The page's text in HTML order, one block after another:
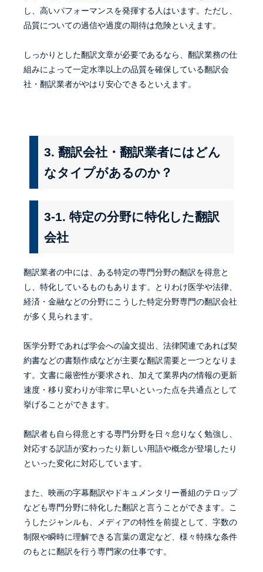
し、高いパフォーマンスを発揮する人はいます。ただし、
品質についての過信や過度の期待は危険といえます。
しっかりとした翻訳文章が必要であるなら、翻訳業務の仕
組みによって一定水準以上の品質を確保している翻訳会
社・翻訳業者がやはり安心できるといえます。
3. 翻訳会社・翻訳業者にはどん
なタイプがあるのか？
3-1. 特定の分野に特化した翻訳
会社
翻訳業者の中には、ある特定の専門分野の翻訳を得意と
し、特化しているものもあります。とりわけ医学や法律、
経済・金融などの分野にこうした特定分野専門の翻訳会社
が多く見られます。
医学分野であれば学会への論文提出、法律関連であれば契
約書などの書類作成などが主要な翻訳需要と一つとなりま
す。文書に厳密性が要求され、加えて業界内の情報の更新
速度・移り変わりが非常に早いといった点を共通点として
挙げることができます。
翻訳者も自ら得意とする専門分野を日々怠りなく勉強し、
対応する訳語が変わったり新しい用語や概念が登場したり
といった変化に対応しています。
また、映画の字幕翻訳やドキュメンタリー番組のテロップ
なども専門分野に特化した翻訳と言うことができます。こ
うしたジャンルも、メディアの特性を前提として、字数の
制限や瞬時に理解できる言葉の選定など、様々特殊な条件
のもとに翻訳を行う専門家の仕事です。